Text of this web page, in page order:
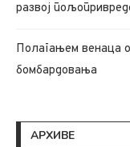
развој
Полагањем венаца
бомбардовања
АРХИВЕ